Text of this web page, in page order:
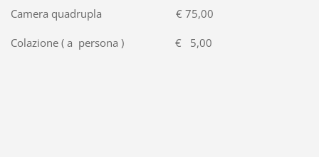
Camera quadrupla € 75,00
Colazione ( a persona ) € 5,00